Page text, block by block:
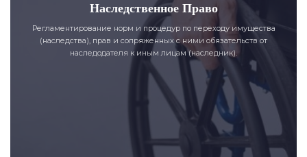
Наследственное Право
Регламентирование норм и процедур по переходу имущества
(наследства), прав и сопряженных с ними обязательств от
наследодателя к иным лицам (наследник).